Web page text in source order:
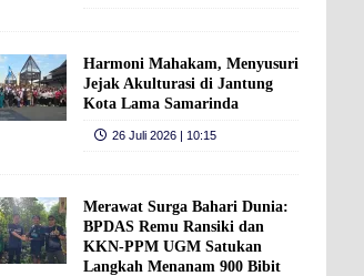
Harmoni Mahakam, Menyusuri
Jejak Akulturasi di Jantung
Kota Lama Samarinda
26 Juli 2026 | 10:15
Merawat Surga Bahari Dunia:
BPDAS Remu Ransiki dan
KKN-PPM UGM Satukan
Langkah Menanam 900 Bibit